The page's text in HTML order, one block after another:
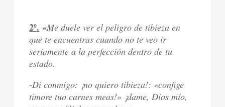
2º. «Me duele ver el peligro de tibieza en
que te encuentras cuando no te veo ir
seriamente a la perfección dentro de tu
estado.
-Di conmigo: ¡no quiero tibieza!: «confige
timore tuo carnes meas!» ¡dame, Dios mío,